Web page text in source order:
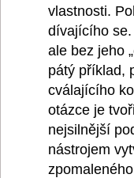
vlastnosti.
dívajícího
ale bez jeho
pátý příklad,
cválajícího
otázce je
nejsilnější
nástrojem